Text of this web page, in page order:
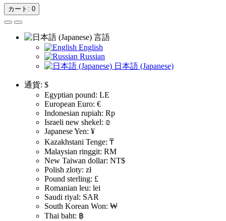
カート : 0
言語
English
Russian
日本語 (Japanese)
通貨: $
Egyptian pound: LE
European Euro: €
Indonesian rupiah: Rp
Israeli new shekel: ₪
Japanese Yen: ¥
Kazakhstani Tenge: ₸
Malaysian ringgit: RM
New Taiwan dollar: NT$
Polish zloty: zł
Pound sterling: £
Romanian leu: lei
Saudi riyal: SAR
South Korean Won: ₩
Thai baht: ฿